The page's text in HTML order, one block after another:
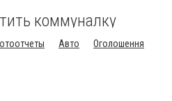
коммуналку
Авто
Оголошення